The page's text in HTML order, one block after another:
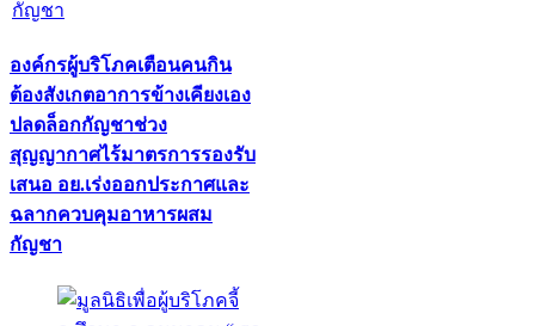
องค์กรผู้บริโภคเตือนคนกิน
ต้องสังเกตอาการข้างเคียงเอง
ปลดล็อกกัญชาช่วง
สุญญากาศไร้มาตรการรองรับ
เสนอ อย.เร่งออกประกาศและ
ฉลากควบคุมอาหารผสม
กัญชา